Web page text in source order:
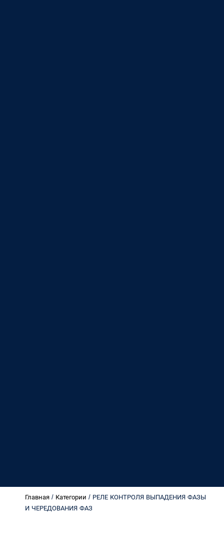
Главная / Категории / РЕЛЕ КОНТРОЛЯ ВЫПАДЕНИЯ ФАЗЫ
И ЧЕРЕДОВАНИЯ ФАЗ